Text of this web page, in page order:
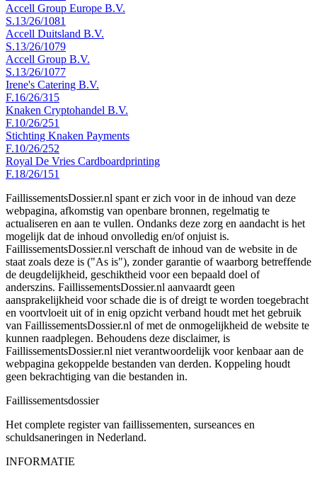
Accell Group Europe B.V.
S.13/26/1081
Accell Duitsland B.V.
S.13/26/1079
Accell Group B.V.
S.13/26/1077
Irene's Catering B.V.
F.16/26/315
Knaken Cryptohandel B.V.
F.10/26/251
Stichting Knaken Payments
F.10/26/252
Royal De Vries Cardboardprinting
F.18/26/151
FaillissementsDossier.nl spant er zich voor in de inhoud van deze
webpagina, afkomstig van openbare bronnen, regelmatig te
actualiseren en aan te vullen. Ondanks deze zorg en aandacht is het
mogelijk dat de inhoud onvolledig en/of onjuist is.
FaillissementsDossier.nl verschaft de inhoud van de website in de
staat zoals deze is ("As is"), zonder garantie of waarborg betreffende
de deugdelijkheid, geschiktheid voor een bepaald doel of
anderszins. FaillissementsDossier.nl aanvaardt geen
aansprakelijkheid voor schade die is of dreigt te worden toegebracht
en voortvloeit uit of in enig opzicht verband houdt met het gebruik
van FaillissementsDossier.nl of met de onmogelijkheid de website te
kunnen raadplegen. Behoudens deze disclaimer, is
FaillissementsDossier.nl niet verantwoordelijk voor kenbaar aan de
webpagina gekoppelde bestanden van derden. Koppeling houdt
geen bekrachtiging van die bestanden in.
Faillissementsdossier
Het complete register van faillissementen, surseances en
schuldsaneringen in Nederland.
INFORMATIE